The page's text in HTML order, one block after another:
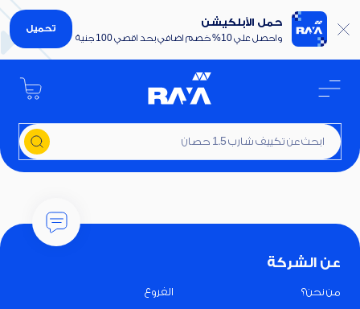
حمل الأبلكيشن
واحصل علي 10% خصم اضافي بحد اقصي 100 جنية
تحميل
ابحث عن تكييف شارب 1.5 حصان
عن الشركة
من نحن؟ الفروع